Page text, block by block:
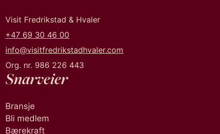
Visit Fredrikstad & Hvaler
+47 69 30 46 00
info@visitfredrikstadhvaler.com
Org. nr. 986 226 443
Snarveier
Bransje
Bli medlem
Bærekraft